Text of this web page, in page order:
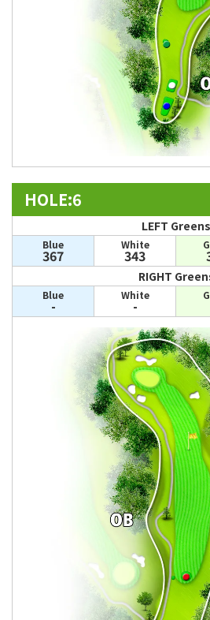
HOLE:6
LEFT Greens
Blue
367
White
343
RIGHT
Blue
-
White
-